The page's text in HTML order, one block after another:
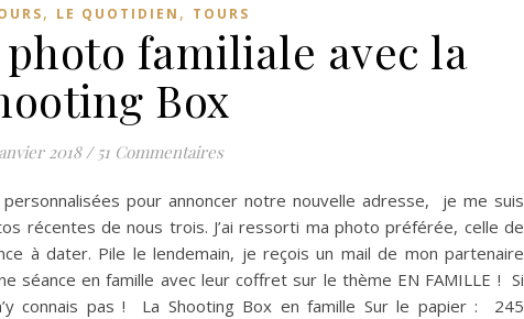
, LE QUOTIDIEN , TOURS
familiale avec la
Box
2018 / 51 Commentaires
pour annoncer notre nouvelle adresse, je me suis
récentes de nous trois. J’ai ressorti ma photo préférée, celle de
à dater. Pile le lendemain, je reçois un mail de mon partenaire
séance en famille avec leur coffret sur le thème EN FAMILLE ! Si
connais pas ! La Shooting Box en famille Sur le papier : 245